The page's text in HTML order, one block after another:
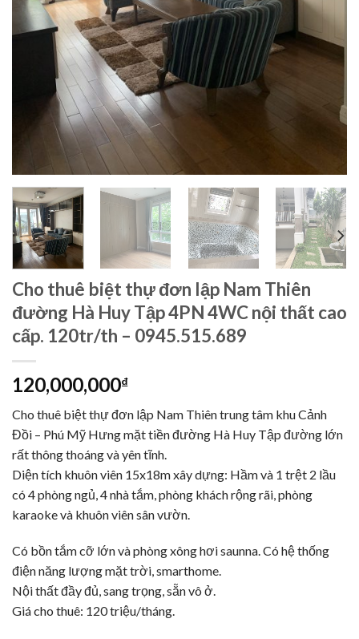
Cho thuê biệt thự đơn lập Nam Thiên
đường Hà Huy Tập 4PN 4WC nội thất cao
cấp. 120tr/th – 0945.515.689
120,000,000₫
Cho thuê biệt thự đơn lập Nam Thiên trung tâm khu Cảnh
Đồi – Phú Mỹ Hưng mặt tiền đường Hà Huy Tập đường lớn
rất thông thoáng và yên tĩnh.
Diện tích khuôn viên 15x18m xây dựng: Hầm và 1 trệt 2 lầu
có 4 phòng ngủ, 4 nhà tắm, phòng khách rộng rãi, phòng
karaoke và khuôn viên sân vườn.
Có bồn tắm cỡ lớn và phòng xông hơi saunna. Có hệ thống
điện năng lượng mặt trời, smarthome.
Nội thất đầy đủ, sang trọng, sẵn vô ở.
Giá cho thuê: 120 triệu/tháng.